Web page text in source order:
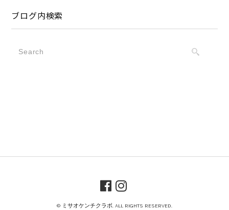
ブログ内検索
© ミサオケンチクラボ. ALL RIGHTS RESERVED.